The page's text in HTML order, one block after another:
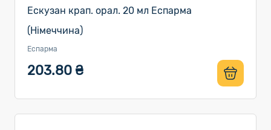
Ескузан крап. орал. 20 мл Еспарма
(Німеччина)
Еспарма
203.80 ₴